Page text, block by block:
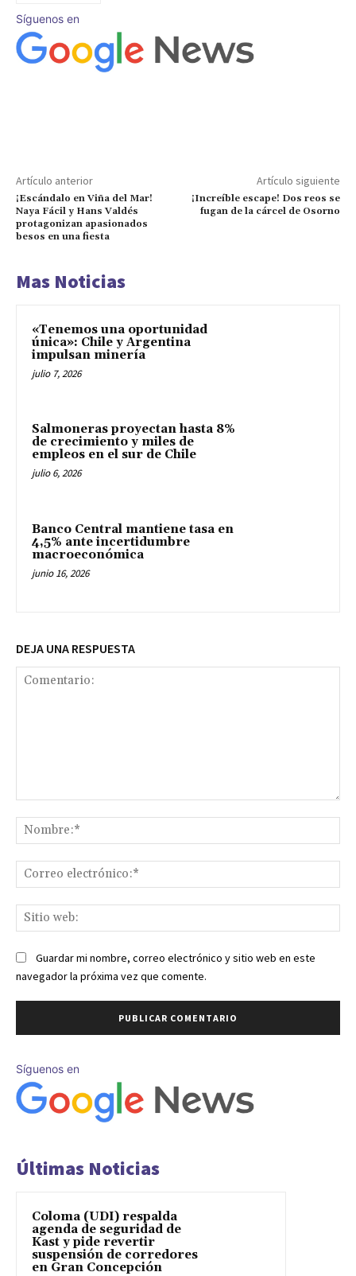
Síguenos en
Artículo anterior
¡Escándalo en Viña del Mar!
Naya Fácil y Hans Valdés
protagonizan apasionados
besos en una fiesta
Artículo siguiente
¡Increíble escape! Dos reos se
fugan de la cárcel de Osorno
Mas Noticias
«Tenemos una oportunidad
única»: Chile y Argentina
impulsan minería
julio 7, 2026
Salmoneras proyectan hasta 8%
de crecimiento y miles de
empleos en el sur de Chile
julio 6, 2026
Banco Central mantiene tasa en
4,5% ante incertidumbre
macroeconómica
junio 16, 2026
DEJA UNA RESPUESTA
Guardar mi nombre, correo electrónico y sitio web en este
navegador la próxima vez que comente.
Síguenos en
Últimas Noticias
Coloma (UDI) respalda
agenda de seguridad de
Kast y pide revertir
suspensión de corredores
en Gran Concepción